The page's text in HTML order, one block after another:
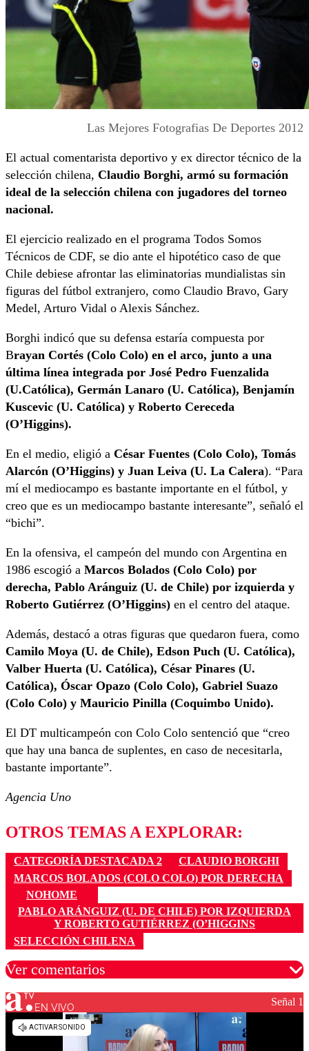
Las Mejores Fotografias De Deportes 2012
El actual comentarista deportivo y ex director técnico de la
selección chilena, Claudio Borghi, armó su formación
ideal de la selección chilena con jugadores del torneo
nacional.
El ejercicio realizado en el programa Todos Somos
Técnicos de CDF, se dio ante el hipotético caso de que
Chile debiese afrontar las eliminatorias mundialistas sin
figuras del fútbol extranjero, como Claudio Bravo, Gary
Medel, Arturo Vidal o Alexis Sánchez.
Borghi indicó que su defensa estaría compuesta por
Brayan Cortés (Colo Colo) en el arco, junto a una
última línea integrada por José Pedro Fuenzalida
(U.Católica), Germán Lanaro (U. Católica), Benjamín
Kuscevic (U. Católica) y Roberto Cereceda
(O’Higgins).
En el medio, eligió a César Fuentes (Colo Colo), Tomás
Alarcón (O’Higgins) y Juan Leiva (U. La Calera). “Para
mí el mediocampo es bastante importante en el fútbol, y
creo que es un mediocampo bastante interesante”, señaló el
“bichi”.
En la ofensiva, el campeón del mundo con Argentina en
1986 escogió a Marcos Bolados (Colo Colo) por
derecha, Pablo Aránguiz (U. de Chile) por izquierda y
Roberto Gutiérrez (O’Higgins) en el centro del ataque.
Además, destacó a otras figuras que quedaron fuera, como
Camilo Moya (U. de Chile), Edson Puch (U. Católica),
Valber Huerta (U. Católica), César Pinares (U.
Católica), Óscar Opazo (Colo Colo), Gabriel Suazo
(Colo Colo) y Mauricio Pinilla (Coquimbo Unido).
El DT multicampeón con Colo Colo sentenció que “creo
que hay una banca de suplentes, en caso de necesitarla,
bastante importante”.
Agencia Uno
OTROS TEMAS A EXPLORAR:
CATEGORÍA DESTACADA 2
CLAUDIO BORGHI
MARCOS BOLADOS (COLO COLO) POR DERECHA
NOHOME
PABLO ARÁNGUIZ (U. DE CHILE) POR IZQUIERDA
Y ROBERTO GUTIÉRREZ (O’HIGGINS
SELECCIÓN CHILENA
Ver comentarios
Los comentarios son moderados para garantizar un
diálogo respetuoso.
EN VIVO Señal 1